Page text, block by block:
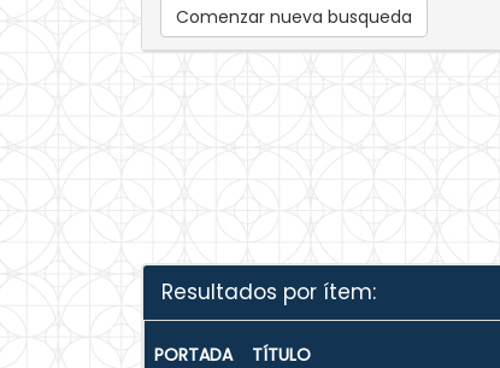
Comenzar nueva busqueda
Resultados por ítem:
PORTADA TÍTULO